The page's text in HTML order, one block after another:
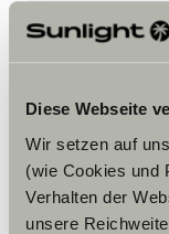
Diese Webseite
Wir setzen auf
(wie Cookies und
Verhalten der
unsere